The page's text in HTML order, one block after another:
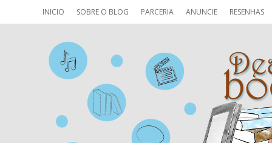
INICIO SOBRE O BLOG PARCERIA ANUNCIE RESENHAS